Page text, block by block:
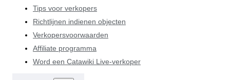
Tips voor verkopers
Richtlijnen indienen objecten
Verkopersvoorwaarden
Affiliate programma
Word een Catawiki Live-verkoper